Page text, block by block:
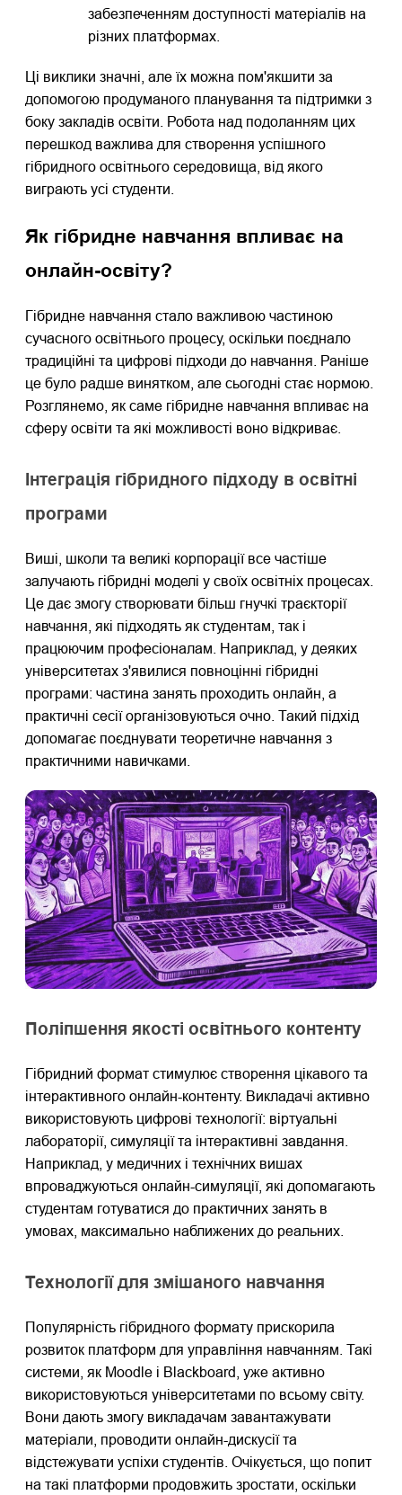
забезпеченням доступності матеріалів на
різних платформах.
Ці виклики значні, але їх можна пом'якшити за
допомогою продуманого планування та підтримки з
боку закладів освіти. Робота над подоланням цих
перешкод важлива для створення успішного
гібридного освітнього середовища, від якого
виграють усі студенти.
Як гібридне навчання впливає на
онлайн-освіту?
Гібридне навчання стало важливою частиною
сучасного освітнього процесу, оскільки поєднало
традиційні та цифрові підходи до навчання. Раніше
це було радше винятком, але сьогодні стає нормою.
Розглянемо, як саме гібридне навчання впливає на
сферу освіти та які можливості воно відкриває.
Інтеграція гібридного підходу в освітні
програми
Виші, школи та великі корпорації все частіше
залучають гібридні моделі у своїх освітніх процесах.
Це дає змогу створювати більш гнучкі траєкторії
навчання, які підходять як студентам, так і
працюючим професіоналам. Наприклад, у деяких
університетах з'явилися повноцінні гібридні
програми: частина занять проходить онлайн, а
практичні сесії організовуються очно. Такий підхід
допомагає поєднувати теоретичне навчання з
практичними навичками.
Поліпшення якості освітнього контенту
Гібридний формат стимулює створення цікавого та
інтерактивного онлайн-контенту. Викладачі активно
використовують цифрові технології: віртуальні
лабораторії, симуляції та інтерактивні завдання.
Наприклад, у медичних і технічних вишах
впроваджуються онлайн-симуляції, які допомагають
студентам готуватися до практичних занять в
умовах, максимально наближених до реальних.
Технології для змішаного навчання
Популярність гібридного формату прискорила
розвиток платформ для управління навчанням. Такі
системи, як Moodle і Blackboard, уже активно
використовуються університетами по всьому світу.
Вони дають змогу викладачам завантажувати
матеріали, проводити онлайн-дискусії та
відстежувати успіхи студентів. Очікується, що попит
на такі платформи продовжить зростати, оскільки